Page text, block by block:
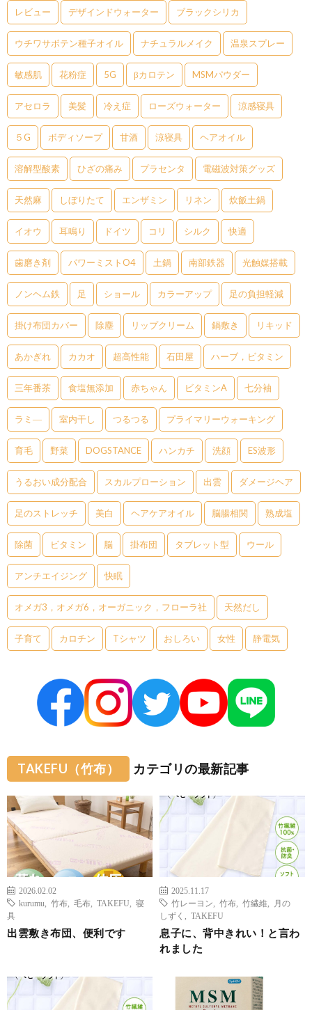
レビュー デザインドウォーター ブラックシリカ
ウチワサボテン種子オイル ナチュラルメイク 温泉スプレー
敏感肌 花粉症 5G βカロテン MSMパウダー
アセロラ 美髪 冷え症 ローズウォーター 涼感寝具
５G ボディソープ 甘酒 涼寝具 ヘアオイル
溶解型酸素 ひざの痛み プラセンタ 電磁波対策グッズ
天然麻 しぼりたて エンザミン リネン 炊飯土鍋
イオウ 耳鳴り ドイツ コリ シルク 快適
歯磨き剤 パワーミストO4 土鍋 南部鉄器 光触媒搭載
ノンヘム鉄 足 ショール カラーアップ 足の負担軽減
掛け布団カバー 除塵 リップクリーム 鍋敷き リキッド
あかぎれ カカオ 超高性能 石田屋 ハーブ，ビタミン
三年番茶 食塩無添加 赤ちゃん ビタミンA 七分袖
ラミ― 室内干し つるつる プライマリーウォーキング
育毛 野菜 DOGSTANCE ハンカチ 洗顔 ES波形
うるおい成分配合 スカルプローション 出雲 ダメージヘア
足のストレッチ 美白 ヘアケアオイル 脳腸相関 熟成塩
除菌 ビタミン 脳 掛布団 タブレット型 ウール
アンチエイジング 快眠
オメガ3，オメガ6，オーガニック，フローラ社 天然だし
子育て カロチン Tシャツ おしろい 女性 静電気
TAKEFU（竹布） カテゴリの最新記事
2026.02.02
kurumu
竹布 毛布 TAKEFU
寝
具
出雲敷き布団、便利です
2025.11.17
竹レーヨン
竹布 竹繊維
月の
しずく
TAKEFU
息子に、背中きれい！と言わ
れました